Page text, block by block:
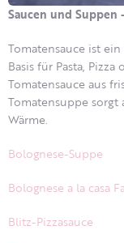
Saucen und
Tomatensauce ist
Basis für Pasta,
Tomatensauce aus
Tomatensuppe
Wärme.
Bolognese-Suppe
Bolognese a la casa
Blitz-Pizzasauce